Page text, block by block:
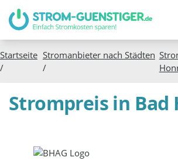
Startseite
/
Stromanbieter nach Städten
/
Strompreis in Bad